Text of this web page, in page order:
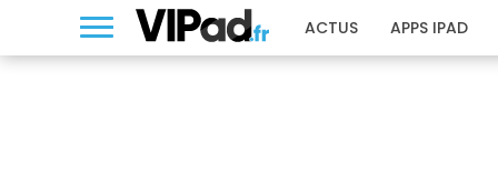
ACTUS APPS IPAD